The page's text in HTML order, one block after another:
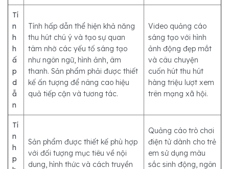
Tí
n
h
h
ấ
p
d
ẫ
n
Tính hấp dẫn thể hiện khả năng
thu hút chú ý và tạo sự quan
tâm nhờ các yếu tố sáng tạo
như ngôn ngữ, hình ảnh, âm
thanh. Sản phẩm phải được thiết
kế ấn tượng để nâng cao hiệu
quả tiếp cận và tương tác.
Video quảng cáo
sáng tạo với hình
ảnh động đẹp mắt
và câu chuyện
cuốn hút thu hút
hàng triệu lượt xem
trên mạng xã hội.
Tí
n
h
p
Sản phẩm được thiết kế phù hợp
với đối tượng mục tiêu về nội
dung, hình thức và cách truyền
Quảng cáo trò chơi
điện tử dành cho trẻ
em sử dụng màu
sắc sinh động, ngôn